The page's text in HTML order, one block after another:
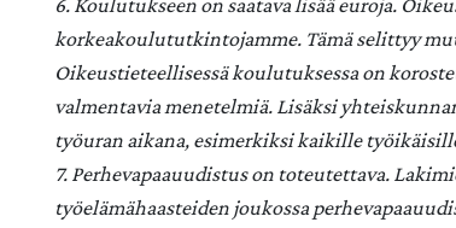
6. Koulutukseen on saatava lisää euroja.
korkeakoulututkintojamme. Tämä selittyy
Oikeustieteellisessä koulutuksessa on
valmentavia menetelmiä. Lisäksi
työuran aikana, esimerkiksi kaikille
7. Perhevapaauudistus on toteutettava.
työelämähaasteiden joukossa